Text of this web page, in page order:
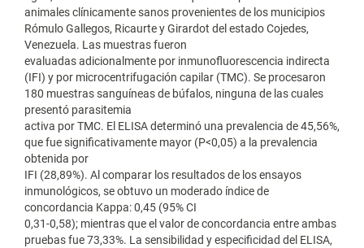
animales clínicamente sanos provenientes de los municipios
Rómulo Gallegos, Ricaurte y Girardot del estado Cojedes,
Venezuela. Las muestras fueron
evaluadas adicionalmente por inmunofluorescencia indirecta
(IFI) y por microcentrifugación capilar (TMC). Se procesaron
180 muestras sanguíneas de búfalos, ninguna de las cuales
presentó parasitemia
activa por TMC. El ELISA determinó una prevalencia de 45,56%,
que fue significativamente mayor (P<0,05) a la prevalencia
obtenida por
IFI (28,89%). Al comparar los resultados de los ensayos
inmunológicos, se obtuvo un moderado índice de
concordancia Kappa: 0,45 (95% CI
0,31-0,58); mientras que el valor de concordancia entre ambas
pruebas fue 73,33%. La sensibilidad y especificidad del ELISA,